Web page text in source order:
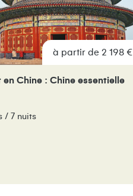
à partir de 2 198 €
Chine : Chine essentielle
/ 7 nuits